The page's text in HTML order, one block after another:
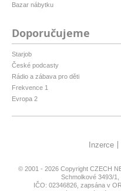
Bazar nábytku
Doporučujeme
Starjob
České podcasty
Rádio a zábava pro děti
Frekvence 1
Evropa 2
Inzerce
© 2001 - 2026 Copyright CZECH
Schmolkové 3493/1,
IČO: 02346826, zapsána v